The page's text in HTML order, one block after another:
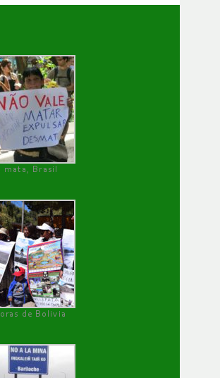
mata, Brasil
de Bolivia